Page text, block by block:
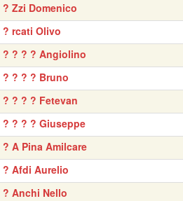
? Zzi Domenico
? rcati Olivo
? ? ? ? Angiolino
? ? ? ? Bruno
? ? ? ? Fetevan
? ? ? ? Giuseppe
? A Pina Amilcare
? Afdi Aurelio
? Anchi Nello